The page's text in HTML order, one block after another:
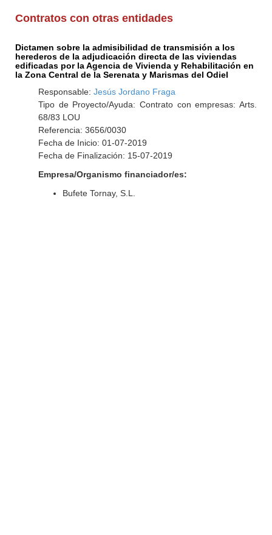
Contratos con otras entidades
Dictamen sobre la admisibilidad de transmisión a los
herederos de la adjudicación directa de las viviendas
edificadas por la Agencia de Vivienda y Rehabilitación en
la Zona Central de la Serenata y Marismas del Odiel
Responsable: Jesús Jordano Fraga
Tipo de Proyecto/Ayuda: Contrato con empresas: Arts.
68/83 LOU
Referencia: 3656/0030
Fecha de Inicio: 01-07-2019
Fecha de Finalización: 15-07-2019
Empresa/Organismo financiador/es:
Bufete Tornay, S.L.